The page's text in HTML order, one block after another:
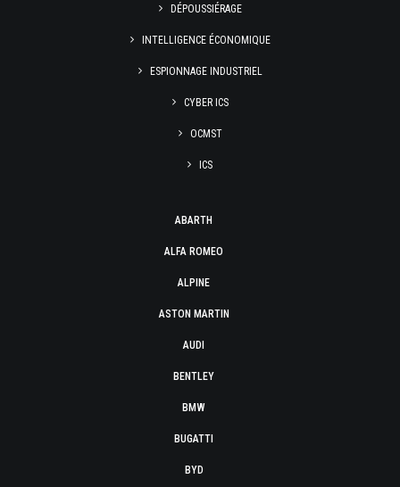
DÉPOUSSIÉRAGE
INTELLIGENCE ÉCONOMIQUE
ESPIONNAGE INDUSTRIEL
CYBER ICS
OCMST
ICS
ABARTH
ALFA ROMEO
ALPINE
ASTON MARTIN
AUDI
BENTLEY
BMW
BUGATTI
BYD